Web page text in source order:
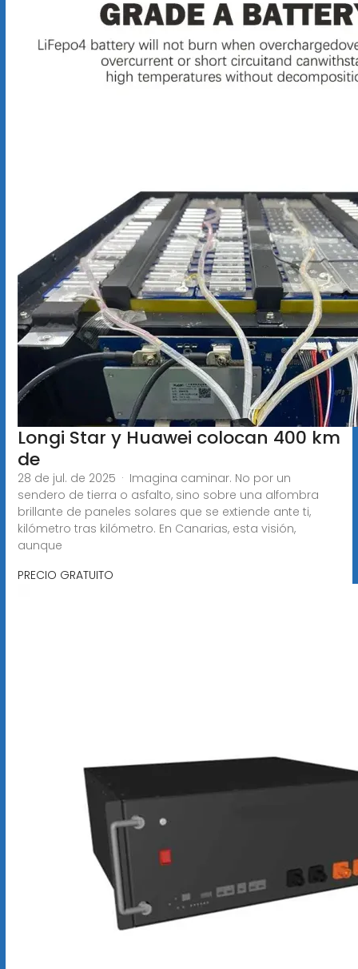
Longi Star y Huawei colocan 400 km
de
28 de jul. de 2025 · Imagina caminar. No por un
sendero de tierra o asfalto, sino sobre una alfombra
brillante de paneles solares que se extiende ante ti,
kilómetro tras kilómetro. En Canarias, esta visión,
aunque
PRECIO GRATUITO